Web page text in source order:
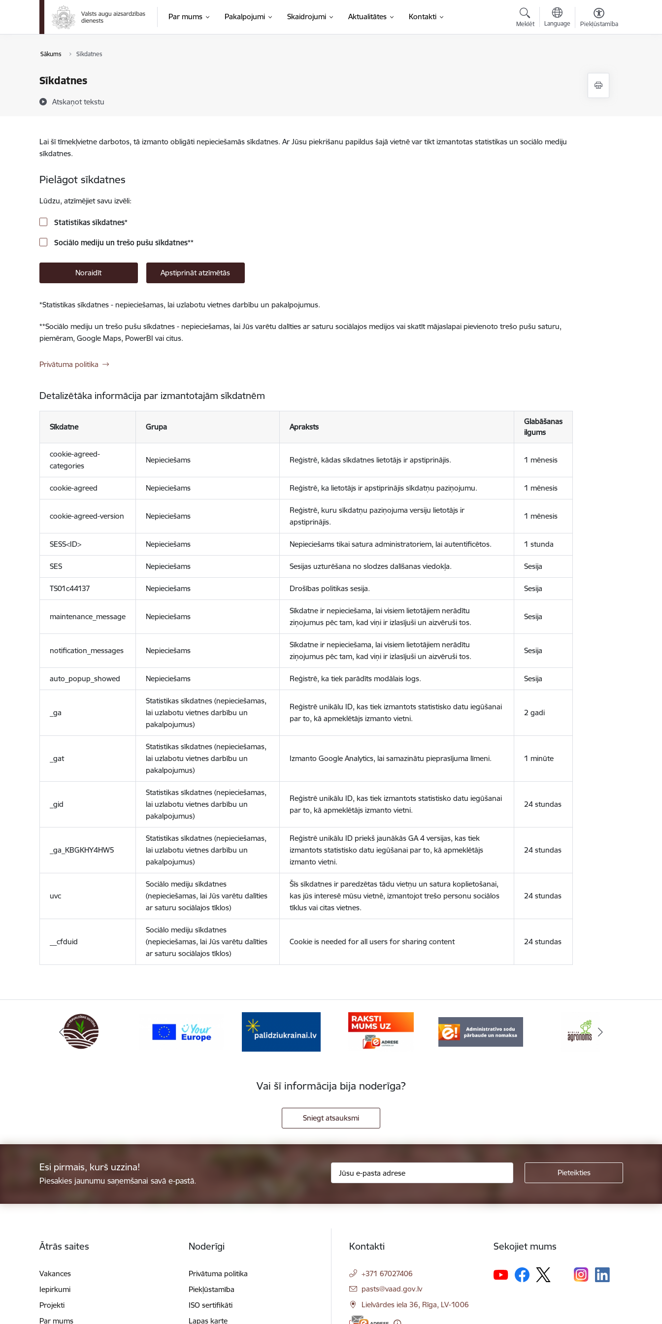
Pāriet uz lapas saturu
Par mums Pakalpojumi Skaidrojumi Aktualitātes Kontakti
Meklēt Language Piekļūstamība
Sākums Sīkdatnes
Sīkdatnes
Atskaņot tekstu
Lai šī tīmekļvietne darbotos, tā izmanto obligāti nepieciešamās sīkdatnes. Ar Jūsu piekrišanu papildus šajā vietnē var tikt izmantotas statistikas un sociālo mediju
sīkdatnes.
Pielāgot sīkdatnes
Lūdzu, atzīmējiet savu izvēli:
Statistikas sīkdatnes*
Sociālo mediju un trešo pušu sīkdatnes**
Noraidīt Apstiprināt atzīmētās
*Statistikas sīkdatnes - nepieciešamas, lai uzlabotu vietnes darbību un pakalpojumus.
**Sociālo mediju un trešo pušu sīkdatnes - nepieciešamas, lai Jūs varētu dalīties ar saturu sociālajos medijos vai skatīt mājaslapai pievienoto trešo pušu saturu,
piemēram, Google Maps, PowerBI vai citus.
Privātuma politika
Detalizētāka informācija par izmantotajām sīkdatnēm
Sīkdatne Grupa Apraksts
Glabāšanas
ilgums
cookie-agreed-
categories
Nepieciešams Reģistrē, kādas sīkdatnes lietotājs ir apstiprinājis. 1 mēnesis
cookie-agreed Nepieciešams Reģistrē, ka lietotājs ir apstiprinājis sīkdatņu paziņojumu. 1 mēnesis
cookie-agreed-version Nepieciešams
Reģistrē, kuru sīkdatņu paziņojuma versiju lietotājs ir
apstiprinājis.
1 mēnesis
SESS<ID> Nepieciešams Nepieciešams tikai satura administratoriem, lai autentificētos. 1 stunda
SES Nepieciešams Sesijas uzturēšana no slodzes dalīšanas viedokļa. Sesija
TS01c44137 Nepieciešams Drošības politikas sesija. Sesija
maintenance_message Nepieciešams
Sīkdatne ir nepieciešama, lai visiem lietotājiem nerādītu
ziņojumus pēc tam, kad viņi ir izlasījuši un aizvēruši tos.
Sesija
notification_messages Nepieciešams
Sīkdatne ir nepieciešama, lai visiem lietotājiem nerādītu
ziņojumus pēc tam, kad viņi ir izlasījuši un aizvēruši tos.
Sesija
auto_popup_showed Nepieciešams Reģistrē, ka tiek parādīts modālais logs. Sesija
_ga
Statistikas sīkdatnes (nepieciešamas,
lai uzlabotu vietnes darbību un
pakalpojumus)
Reģistrē unikālu ID, kas tiek izmantots statistisko datu iegūšanai
par to, kā apmeklētājs izmanto vietni.
2 gadi
_gat
Statistikas sīkdatnes (nepieciešamas,
lai uzlabotu vietnes darbību un
pakalpojumus)
Izmanto Google Analytics, lai samazinātu pieprasījuma līmeni. 1 minūte
_gid
Statistikas sīkdatnes (nepieciešamas,
lai uzlabotu vietnes darbību un
pakalpojumus)
Reģistrē unikālu ID, kas tiek izmantots statistisko datu iegūšanai
par to, kā apmeklētājs izmanto vietni.
24 stundas
_ga_KBGKHY4HW5
Statistikas sīkdatnes (nepieciešamas,
lai uzlabotu vietnes darbību un
pakalpojumus)
Reģistrē unikālu ID priekš jaunākās GA 4 versijas, kas tiek
izmantots statistisko datu iegūšanai par to, kā apmeklētājs
izmanto vietni.
24 stundas
uvc
Sociālo mediju sīkdatnes
(nepieciešamas, lai Jūs varētu dalīties
ar saturu sociālajos tīklos)
Šīs sīkdatnes ir paredzētas tādu vietņu un satura koplietošanai,
kas jūs interesē mūsu vietnē, izmantojot trešo personu sociālos
tīklus vai citas vietnes.
24 stundas
__cfduid
Sociālo mediju sīkdatnes
(nepieciešamas, lai Jūs varētu dalīties
ar saturu sociālajos tīklos)
Cookie is needed for all users for sharing content 24 stundas
Vai šī informācija bija noderīga?
Sniegt atsauksmi
Esi pirmais, kurš uzzina!
Piesakies jaunumu saņemšanai savā e-pastā.
Ātrās saites
Vakances
Iepirkumi
Projekti
Par mums
Noderīgi
Privātuma politika
Piekļūstamība
ISO sertifikāti
Lapas karte
Kontakti
+371 67027406
E-pasts:
pasts@vaad.gov.lv
Lielvārdes iela 36, Rīga, LV-1006
Sekojiet mums